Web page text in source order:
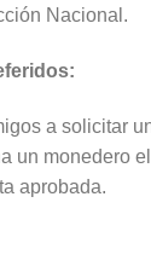
Nacional.
a solicitar
un monedero
aprobada.